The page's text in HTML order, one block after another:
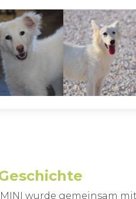
wurde gemeinsam